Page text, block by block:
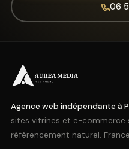
06
Agence web indépendante à
sites vitrines et e-commerce
référencement naturel.